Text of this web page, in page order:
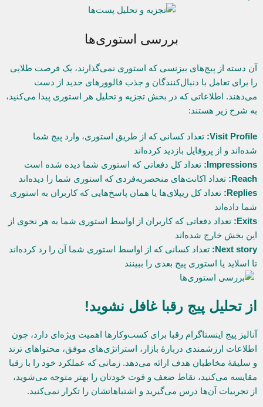
بررسی استوری‌ها
آن دسته از پیج‌های بیزنسی که استوری نمی‌گذارند، یک فرصت طلایی
را برای تعامل با دنبال‌کنندگان و جذب فالوورهای جدید از دست
می‌دهند. اطلاعاتی که در بخش تجزیه و تحلیل هر استوری پیدا می‌کنید،
به شرح زیر هستند:
Visit Profile: تعداد کسانی که از طریق استوری، وارد پیج شما
شده‌اند و از پروفایل بازدید کرده‌اند
Impressions: تعداد کل دفعاتی که استوری شما دیده شده است
Reach: تعداد اکانت‌های منحصربه‌فردی که استوری شما را دیده‌اند
Replies: تعداد کل ریپلای‌ها یا همان پاسخ‌هایی که کاربران به استوری
شما داده‌اند
Exits: تعداد دفعاتی که کاربران از اواسط استوری شما به هر نحوی از
این بخش خارج شده‌اند
Next story: تعداد کسانی که از اواسط استوری شما آن را رد کرده‌اند
تا اسلاید یا استوری پیج بعدی را ببینند
از تحلیل پیج رقبا غافل نشوید!
آنالیز پیج اینستاگرام رقبا برای کسب‌وکارها اهمیت ویژه‌ای دارد، چون
اطلاعات ارزشمندی دربارۀ بازار، استراتژی‌های موفق، محتواهای ترند
و سلیقۀ مخاطبان هدف ارائه می‌دهد. زمانی که عملکرد خود را با رقبا
مقایسه می‌کنید، نقاط ضعف و قوت خودتان را بهتر متوجه می‌شوید،
از تجربیات آن‌ها درس می‌گیرید و اشتباهاتشان را تکرار نمی‌کنید.